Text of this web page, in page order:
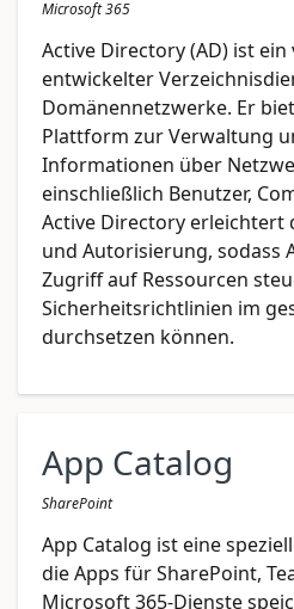
Microsoft 365
Active Directory (AD) ist
entwickelter
Domänennetzwerke. Er
Plattform zur Verwaltung
Informationen über
einschließlich Benutzer,
Active Directory erleichtert
und Autorisierung, sodass
Zugriff auf Ressourcen
Sicherheitsrichtlinien im
durchsetzen können.
App Catalog
SharePoint
App Catalog ist eine
die Apps für SharePoint,
Microsoft 365-Dienste